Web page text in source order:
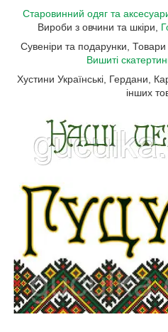
Старовинний одяг та
Вироби з овчини та шкіри,
Сувеніри та подарунки,
Вишиті
Хустини Українські, Гердани,
інших